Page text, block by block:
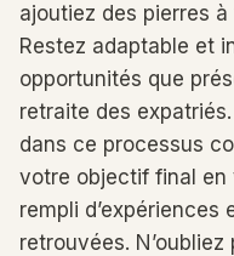
ajoutiez des pierres
Restez adaptable et
opportunités que
retraite des
dans ce processus
votre objectif final en
rempli d’expériences
retrouvées.